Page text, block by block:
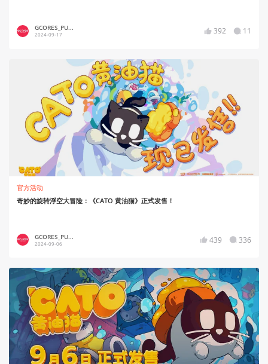
GCORES_PU...
2024-09-17 392 11
官方活动
奇妙的旋转浮空大冒险：《CATO 黄油猫》正式发售！
GCORES_PU...
2024-09-06 439 336